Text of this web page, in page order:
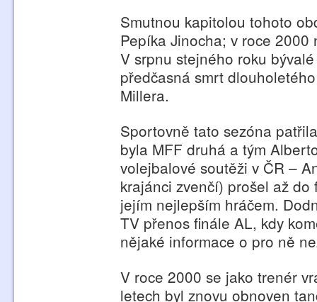
Smutnou kapitolou tohoto
Pepíka Jinocha; v roce
V srpnu stejného roku
předčasná smrt
Millera.
Sportovně tato sezóna
byla MFF druhá a tým
volejbalové soutěži v ČR –
krajánci zvenčí) prošel až
jejím nejlepším hráčem.
TV přenos finále AL, kdy
nějaké informace o pro ně
V roce 2000 se jako trenér
letech byl znovu obnoven